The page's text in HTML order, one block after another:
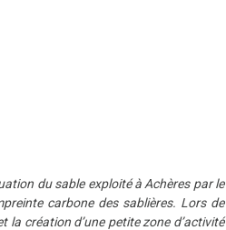
du sable exploité à Achères par le
carbone des sablières. Lors de
la création d’une petite zone d’activité